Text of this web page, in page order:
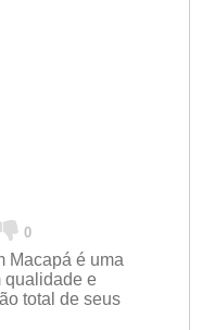
0
Macapá é uma
qualidade e
total de seus